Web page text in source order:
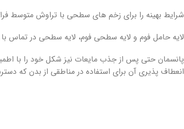
شرایط بهینه را برای زخم های سطحی با تراوش متوسط
لایه حامل فوم و لایه سطحی فوم، لایه سطحی در تماس
پانسمان حتی پس از جذب مایعات نیز شکل خود را با
انعطاف پذیری آن برای استفاده در مناطقی از بدن